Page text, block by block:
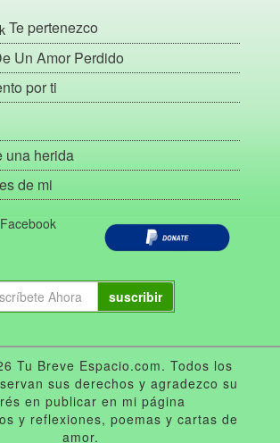
Te pertenezco
Un Amor Perdido
por ti
una herida
de mi
Facebook
suscribir
Tu Breve Espacio.com. Todos los
sus derechos y agradezco su
en publicar en mi página
y reflexiones, poemas y cartas de
amor.